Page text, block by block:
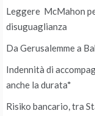
Leggere McMahon
disuguaglianza
Da Gerusalemme a
Indennità di
anche la durata*
Risiko bancario, tra